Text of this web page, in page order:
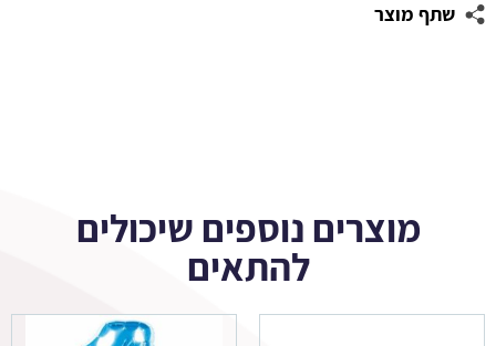
שתף מוצר
מוצרים נוספים שיכולים
להתאים